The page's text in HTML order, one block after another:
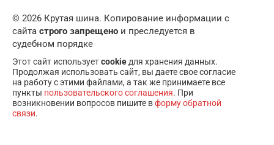
© 2026 Крутая шина. Копирование информации с
сайта строго запрещено и преследуется в
судебном порядке
Этот сайт используетcookie для хранения данных.
Продолжая использовать сайт, вы даете свое согласие
на работу с этими файлами, а так же принимаете все
пункты пользовательского соглашения. При
возникновении вопросов пишите вформу обратной
связи.